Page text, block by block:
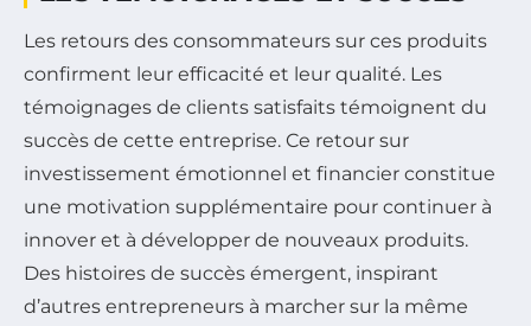
Les retours des consommateurs sur ces produits
confirment leur efficacité et leur qualité. Les
témoignages de clients satisfaits témoignent du
succès de cette entreprise. Ce retour sur
investissement émotionnel et financier constitue
une motivation supplémentaire pour continuer à
innover et à développer de nouveaux produits.
Des histoires de succès émergent, inspirant
d’autres entrepreneurs à marcher sur la même